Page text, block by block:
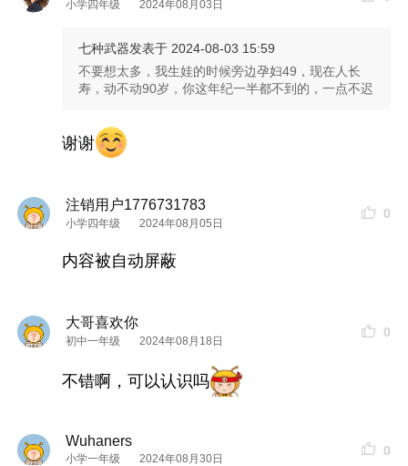
小学四年级 2024年08月03日
七种武器发表于 2024-08-03 15:59
不要想太多，我生娃的时候旁边孕妇49，现在人长
寿，动不动90岁，你这年纪一半都不到的，一点不迟
谢谢
注销用户1776731783
小学四年级 2024年08月05日
0
内容被自动屏蔽
大哥喜欢你
初中一年级 2024年08月18日
0
不错啊，可以认识吗
Wuhaners
小学一年级 2024年08月30日
0